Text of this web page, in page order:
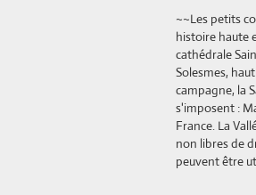
~~Les petits
histoire haute
cathédrale
Solesmes,
campagne, la
s'imposent :
France. La
non libres de
peuvent être